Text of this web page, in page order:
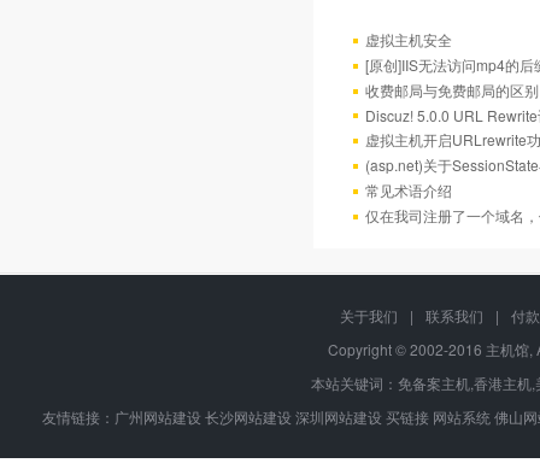
虚拟主机安全
[原创]IIS无法访问mp4的后
收费邮局与免费邮局的区别
Discuz! 5.0.0 URL
虚拟主机开启URLrewrite
(asp.net)关于
常见术语介绍
仅在我司注册了一个域名
关于我们 | 联系我们 |
付
Copyright © 2002-2016 主机馆
本站关键词： 免备案主机香港主机
友情链接： 广州网站建设 长沙网站建设 深圳网站建设 买链接 网站系统 佛山